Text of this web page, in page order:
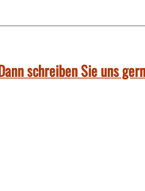
schreiben Sie uns